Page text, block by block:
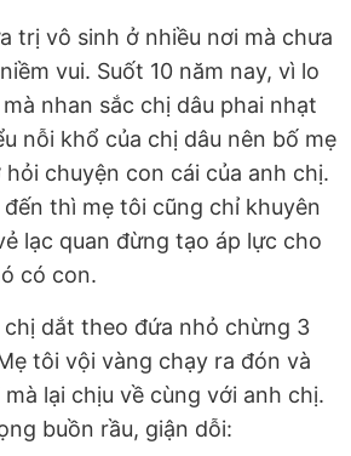
trị vô sinh ở nhiều nơi mà chưa
vui. Suốt 10 năm nay, vì lo
nhan sắc chị dâu phai nhạt
nỗi khổ của chị dâu nên bố mẹ
chuyện con cái của anh chị.
thì mẹ tôi cũng chỉ khuyên
lạc quan đừng tạo áp lực cho
có con.
chị dắt theo đứa nhỏ chừng 3
tôi vội vàng chạy ra đón và
lại chịu về cùng với anh chị.
buồn rầu, giận dỗi: